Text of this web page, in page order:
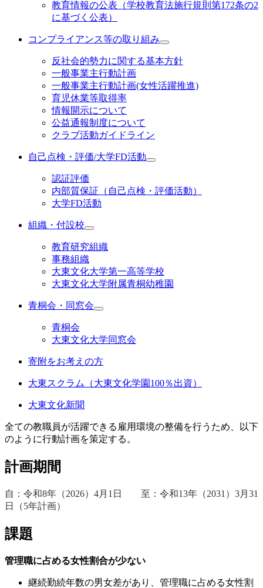
教育情報の公表（学校教育法施行規則第172条の2
に基づく公表）
コンプライアンス等の取り組み
反社会的勢力に関する基本方針
一般事業主行動計画
一般事業主行動計画(女性活躍推進)
育児休業等取得率
情報開示について
公益通報制度について
クラブ活動ガイドライン
自己点検・評価/大学FD活動
認証評価
内部質保証（自己点検・評価活動）
大学FD活動
組織・付設校
教育研究組織
事務組織
大東文化大学第一高等学校
大東文化大学附属青桐幼稚園
青桐会・同窓会
青桐会
大東文化大学同窓会
寄附をお考えの方
大東スクラム（大東文化学園100％出資）
大東文化新聞
全ての教職員が活躍できる雇用環境の整備を行うため、以下
のように行動計画を策定する。
計画期間
自：令和8年（2026）4月1日 至：令和13年（2031）3月31
日（5年計画）
課題
管理職に占める女性割合が少ない
継続勤続年数の男女差があり、管理職に占める女性割